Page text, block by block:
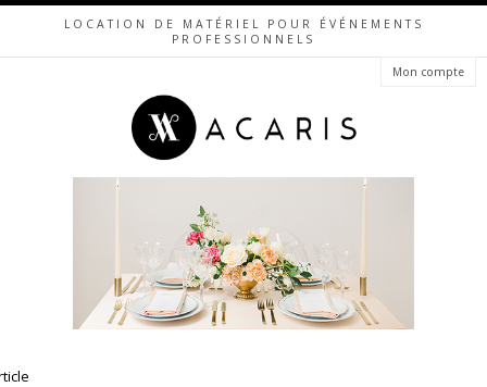
LOCATION DE MATÉRIEL POUR ÉVÉNEMENTS
PROFESSIONNELS
Mon compte